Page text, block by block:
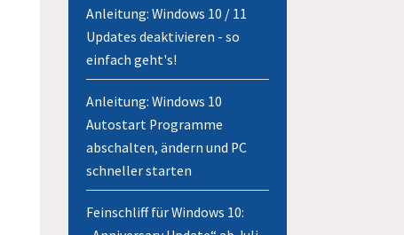
Anleitung: Windows 10 / 11
Updates deaktivieren - so
einfach geht's!
Anleitung: Windows 10
Autostart Programme
abschalten, ändern und PC
schneller starten
Feinschliff für Windows 10: